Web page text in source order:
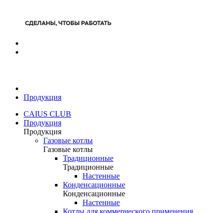
Продукция
CAIUS CLUB
Продукция
Продукция
Газовые котлы
Газовые котлы
Традиционные
Традиционные
Настенные
Конденсационные
Конденсационные
Настенные
Котлы для коммерческого применения